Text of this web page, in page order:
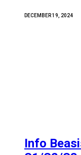
DECEMBER 19, 2024
Info